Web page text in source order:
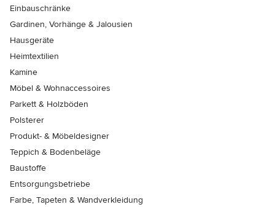
Einbauschränke
Gardinen, Vorhänge & Jalousien
Hausgeräte
Heimtextilien
Kamine
Möbel & Wohnaccessoires
Parkett & Holzböden
Polsterer
Produkt- & Möbeldesigner
Teppich & Bodenbeläge
Baustoffe
Entsorgungsbetriebe
Farbe, Tapeten & Wandverkleidung